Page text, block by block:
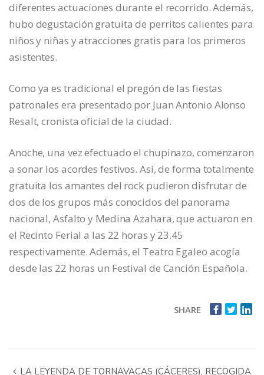
diferentes actuaciones durante el recorrido. Además,
hubo degustación gratuita de perritos calientes para
niños y niñas y atracciones gratis para los primeros
asistentes.
Como ya es tradicional el pregón de las fiestas
patronales era presentado por Juan Antonio Alonso
Resalt, cronista oficial de la ciudad.
Anoche, una vez efectuado el chupinazo, comenzaron
a sonar los acordes festivos. Así, de forma totalmente
gratuita los amantes del rock pudieron disfrutar de
dos de los grupos más conocidos del panorama
nacional, Asfalto y Medina Azahara, que actuaron en
el Recinto Ferial a las 22 horas y 23.45
respectivamente. Además, el Teatro Egaleo acogía
desde las 22 horas un Festival de Canción Española.
SHARE
LA LEYENDA DE TORNAVACAS (CÁCERES), RECOGIDA